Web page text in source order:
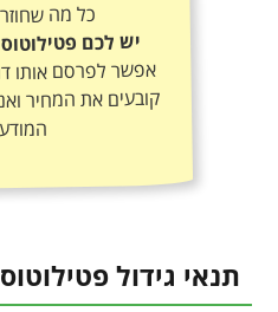
כל מה
יש לכם
אפשר לפרסם אותו
קובעים את המחיר
תנאי גידול